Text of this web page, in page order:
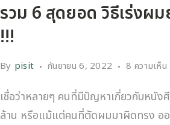
รวม 6 สุดยอด วิธีเร่งผ
!!!
By pisit กันยายน 6, 2022 8 ความเห็น
เชื่อว่าหลายๆ คนที่มีปัญหาเกี่ยวกับหนัง
ล้าน หรือแม้แต่คนที่ตัดผมมาผิดทรง ออ